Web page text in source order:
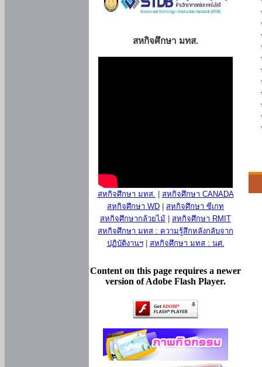
สหกิจศึกษา มทส.
สหกิจศึกษา มทส.
สหกิจศึกษา CANADA
สหกิจศึกษา WD
สหกิจศึกษา ซีเกท
สหกิจศึกษากล้วยไม้
สหกิจศึกษา RMIT
สหกิจศึกษา มทส : ความรู้สึกหลังกลับจาก
ปฏิบัติงานฯ| สหกิจศึกษา มทส : นศ.
Content on this page requires a newer
version of Adobe Flash Player.